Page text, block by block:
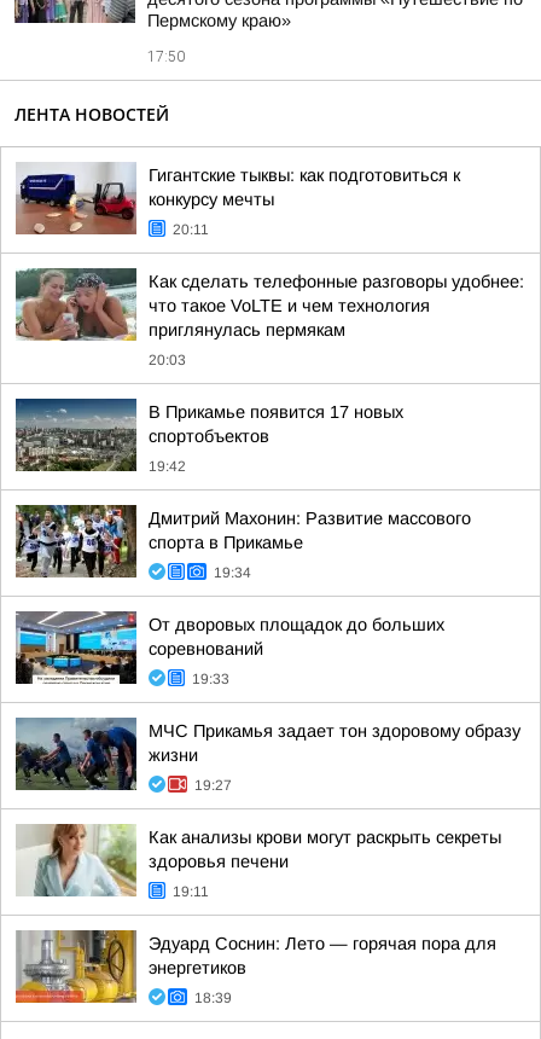
Пермскому краю»
17:50
ЛЕНТА НОВОСТЕЙ
Гигантские тыквы: как подготовиться к
конкурсу мечты
20:11
Как сделать телефонные разговоры удобнее:
что такое VoLTE и чем технология
приглянулась пермякам
20:03
В Прикамье появится 17 новых
спортобъектов
19:42
Дмитрий Махонин: Развитие массового
спорта в Прикамье
19:34
От дворовых площадок до больших
соревнований
19:33
МЧС Прикамья задает тон здоровому образу
жизни
19:27
Как анализы крови могут раскрыть секреты
здоровья печени
19:11
Эдуард Соснин: Лето — горячая пора для
энергетиков
18:39